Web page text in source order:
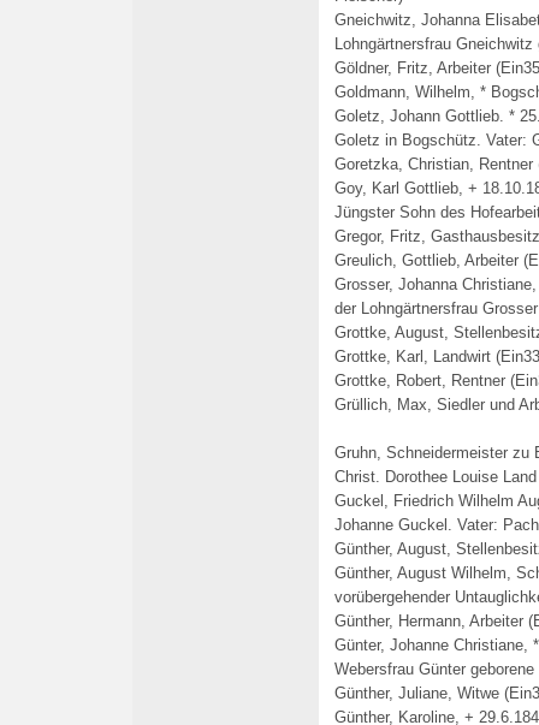
Gneichwitz, Johanna
Lohngärtnersfrau
Göldner, Fritz, Arbeiter
Goldmann, Wilhelm, *
Goletz, Johann Gottlieb. *
Goletz in Bogschütz. Vater:
Goretzka, Christian, Rentner
Goy, Karl Gottlieb, +
Jüngster Sohn des
Gregor, Fritz,
Greulich, Gottlieb, Arbeiter
Grosser, Johanna
der Lohngärtnersfrau
Grottke, August,
Grottke, Karl, Landwirt
Grottke, Robert, Rentner
Grüllich, Max, Siedler und
Gruhn, Schneidermeister zu
Christ. Dorothee Louise Land
Guckel, Friedrich Wilhelm
Johanne Guckel. Vater:
Günther, August,
Günther, August Wilhelm,
vorübergehender
Günther, Hermann, Arbeiter
Günter, Johanne Christiane,
Webersfrau Günter
Günther, Juliane, Witwe
Günther, Karoline, +